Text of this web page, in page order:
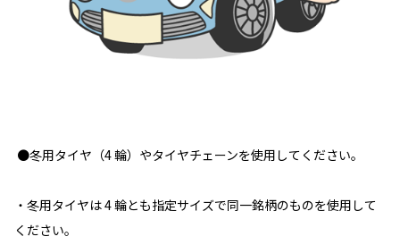
●冬用タイヤ（4 輪）やタイヤチェーンを使用してください。
・冬用タイヤは 4 輪とも指定サイズで同一銘柄のものを使用して
ください。